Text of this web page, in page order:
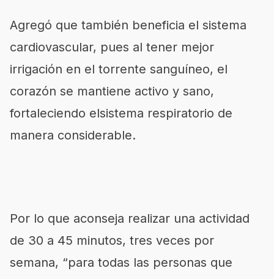
Agregó que también beneficia el sistema
cardiovascular, pues al tener mejor
irrigación en el torrente sanguíneo, el
corazón se mantiene activo y sano,
fortaleciendo elsistema respiratorio de
manera considerable.
Por lo que aconseja realizar una actividad
de 30 a 45 minutos, tres veces por
semana, “para todas las personas que